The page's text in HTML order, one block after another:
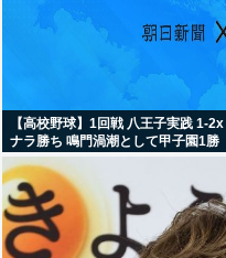
【高校野球】1回戦 八王子実践 1-
ナラ勝ち 鳴門渦潮として甲子園1勝